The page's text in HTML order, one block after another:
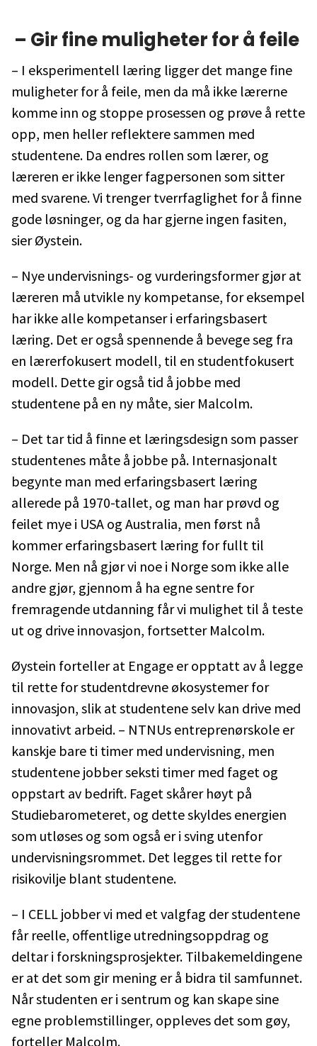
– Gir fine muligheter for å feile
– I eksperimentell læring ligger det mange fine
muligheter for å feile, men da må ikke lærerne
komme inn og stoppe prosessen og prøve å rette
opp, men heller reflektere sammen med
studentene. Da endres rollen som lærer, og
læreren er ikke lenger fagpersonen som sitter
med svarene. Vi trenger tverrfaglighet for å finne
gode løsninger, og da har gjerne ingen fasiten,
sier Øystein.
– Nye undervisnings- og vurderingsformer gjør at
læreren må utvikle ny kompetanse, for eksempel
har ikke alle kompetanser i erfaringsbasert
læring. Det er også spennende å bevege seg fra
en lærerfokusert modell, til en studentfokusert
modell. Dette gir også tid å jobbe med
studentene på en ny måte, sier Malcolm.
– Det tar tid å finne et læringsdesign som passer
studentenes måte å jobbe på. Internasjonalt
begynte man med erfaringsbasert læring
allerede på 1970-tallet, og man har prøvd og
feilet mye i USA og Australia, men først nå
kommer erfaringsbasert læring for fullt til
Norge. Men nå gjør vi noe i Norge som ikke alle
andre gjør, gjennom å ha egne sentre for
fremragende utdanning får vi mulighet til å teste
ut og drive innovasjon, fortsetter Malcolm.
Øystein forteller at Engage er opptatt av å legge
til rette for studentdrevne økosystemer for
innovasjon, slik at studentene selv kan drive med
innovativt arbeid. – NTNUs entreprenørskole er
kanskje bare ti timer med undervisning, men
studentene jobber seksti timer med faget og
oppstart av bedrift. Faget skårer høyt på
Studiebarometeret, og dette skyldes energien
som utløses og som også er i sving utenfor
undervisningsrommet. Det legges til rette for
risikovilje blant studentene.
– I CELL jobber vi med et valgfag der studentene
får reelle, offentlige utredningsoppdrag og
deltar i forskningsprosjekter. Tilbakemeldingene
er at det som gir mening er å bidra til samfunnet.
Når studenten er i sentrum og kan skape sine
egne problemstillinger, oppleves det som gøy,
forteller Malcolm.